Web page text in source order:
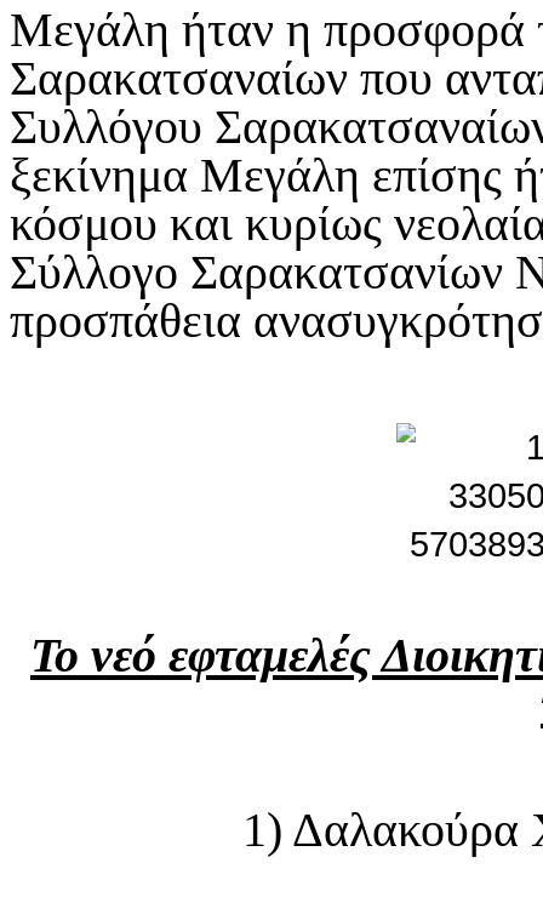
Μεγάλη ήταν η προσφορά
Σαρακατσαναίων που
Συλλόγου
ξεκίνημα Μεγάλη επίσης
κόσμου και κυρίως
Σύλλογο Σαρακατσανίων
προσπάθεια
Το νεό εφταμελές
1) Δαλακούρα